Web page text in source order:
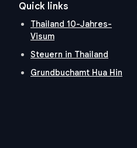
Quick links
Thailand 10-Jahres-
Visum
Steuern in Thailand
Grundbuchamt Hua Hin